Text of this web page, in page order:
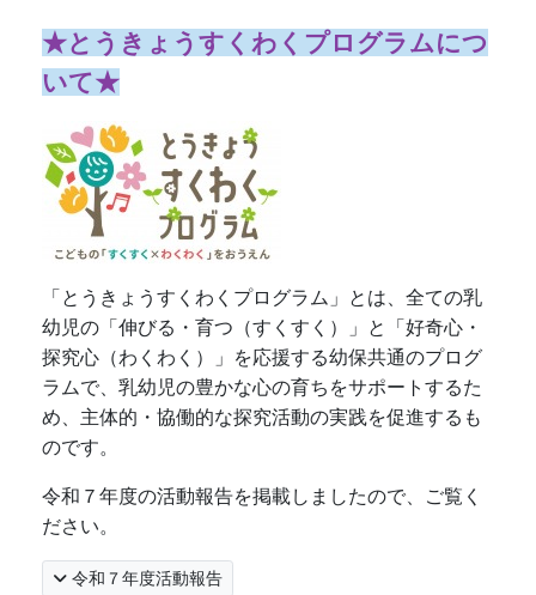
★とうきょうすくわくプログラムにつ
いて★
「とうきょうすくわくプログラム」とは、全ての乳
幼児の「伸びる・育つ（すくすく）」と「好奇心・
探究心（わくわく）」を応援する幼保共通のプログ
ラムで、乳幼児の豊かな心の育ちをサポートするた
め、主体的・協働的な探究活動の実践を促進するも
のです。
令和７年度の活動報告を掲載しましたので、ご覧く
ださい。
令和７年度活動報告